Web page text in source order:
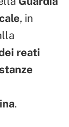
, in
reati
.